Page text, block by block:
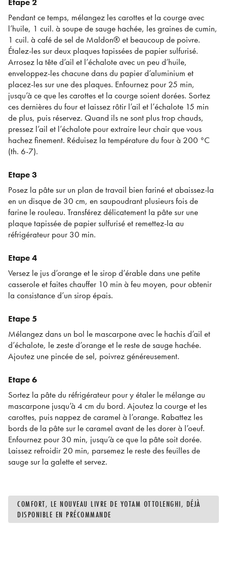
Etape 2
Pendant ce temps, mélangez les carottes et la courge avec
l’huile, 1 cuil. à soupe de sauge hachée, les graines de cumin,
1 cuil. à café de sel de Maldon® et beaucoup de poivre.
Étalez-les sur deux plaques tapissées de papier sulfurisé.
Arrosez la tête d’ail et l’échalote avec un peu d’huile,
enveloppez-les chacune dans du papier d’aluminium et
placez-les sur une des plaques. Enfournez pour 25 min,
jusqu’à ce que les carottes et la courge soient dorées. Sortez
ces dernières du four et laissez rôtir l’ail et l’échalote 15 min
de plus, puis réservez. Quand ils ne sont plus trop chauds,
pressez l’ail et l’échalote pour extraire leur chair que vous
hachez finement. Réduisez la température du four à 200 °C
(th. 6-7).
Etape 3
Posez la pâte sur un plan de travail bien fariné et abaissez-la
en un disque de 30 cm, en saupoudrant plusieurs fois de
farine le rouleau. Transférez délicatement la pâte sur une
plaque tapissée de papier sulfurisé et remettez-la au
réfrigérateur pour 30 min.
Etape 4
Versez le jus d’orange et le sirop d’érable dans une petite
casserole et faites chauffer 10 min à feu moyen, pour obtenir
la consistance d’un sirop épais.
Etape 5
Mélangez dans un bol le mascarpone avec le hachis d’ail et
d’échalote, le zeste d’orange et le reste de sauge hachée.
Ajoutez une pincée de sel, poivrez généreusement.
Etape 6
Sortez la pâte du réfrigérateur pour y étaler le mélange au
mascarpone jusqu’à 4 cm du bord. Ajoutez la courge et les
carottes, puis nappez de caramel à l’orange. Rabattez les
bords de la pâte sur le caramel avant de les dorer à l’oeuf.
Enfournez pour 30 min, jusqu’à ce que la pâte soit dorée.
Laissez refroidir 20 min, parsemez le reste des feuilles de
sauge sur la galette et servez.
COMFORT, LE NOUVEAU LIVRE DE YOTAM OTTOLENGHI, DÉJÀ
DISPONIBLE EN PRÉCOMMANDE